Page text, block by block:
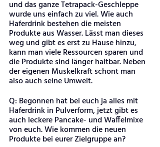
und das ganze Tetrapack-Geschleppe
wurde uns einfach zu viel. Wie auch
Haferdrink bestehen die meisten
Produkte aus Wasser. Lässt man dieses
weg und gibt es erst zu Hause hinzu,
kann man viele Ressourcen sparen und
die Produkte sind länger haltbar. Neben
der eigenen Muskelkraft schont man
also auch seine Umwelt.
Q: Begonnen hat bei euch ja alles mit
Haferdrink in Pulverform, jetzt gibt es
auch leckere Pancake- und Waffelmixe
von euch. Wie kommen die neuen
Produkte bei eurer Zielgruppe an?